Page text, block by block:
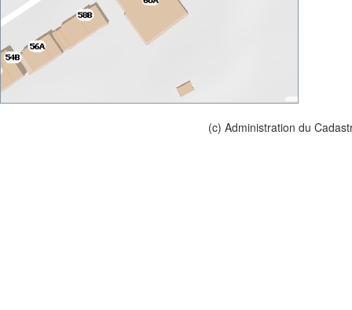
(c) Administration du